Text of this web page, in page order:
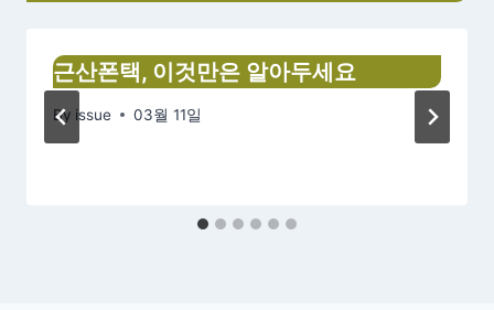
근산폰택, 이것만은 알아두세요
By issue 03월 11일